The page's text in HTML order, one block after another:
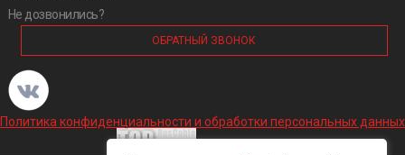
Не дозвонились?
ОБРАТНЫЙ ЗВОНОК
Политика конфиденциальности и обработки персональных данных